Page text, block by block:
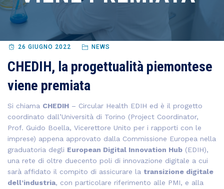
26 GIUGNO 2022 NEWS
CHEDIH, la progettualità piemontese
viene premiata
Si chiama CHEDIH – Circular Health EDIH ed è il progetto
coordinato dall’Università di Torino (Project Coordinator,
Prof. Guido Boella, Vicerettore Unito per i rapporti con le
imprese) appena approvato dalla Commissione Europea nella
graduatoria degli European Digital Innovation Hub (EDIH),
una rete di oltre duecento poli di innovazione digitale a cui
sarà affidato il compito di assicurare la transizione digitale
dell’industria, con particolare riferimento alle PMI, e alla